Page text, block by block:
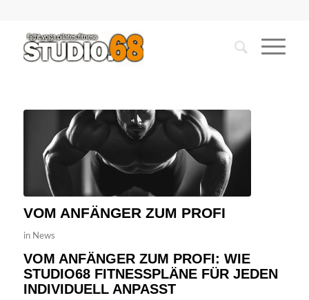
VOM ANFÄNGER ZUM PROFI
in News
VOM ANFÄNGER ZUM PROFI: WIE
STUDIO68 FITNESSPLÄNE FÜR JEDEN
INDIVIDUELL ANPASST